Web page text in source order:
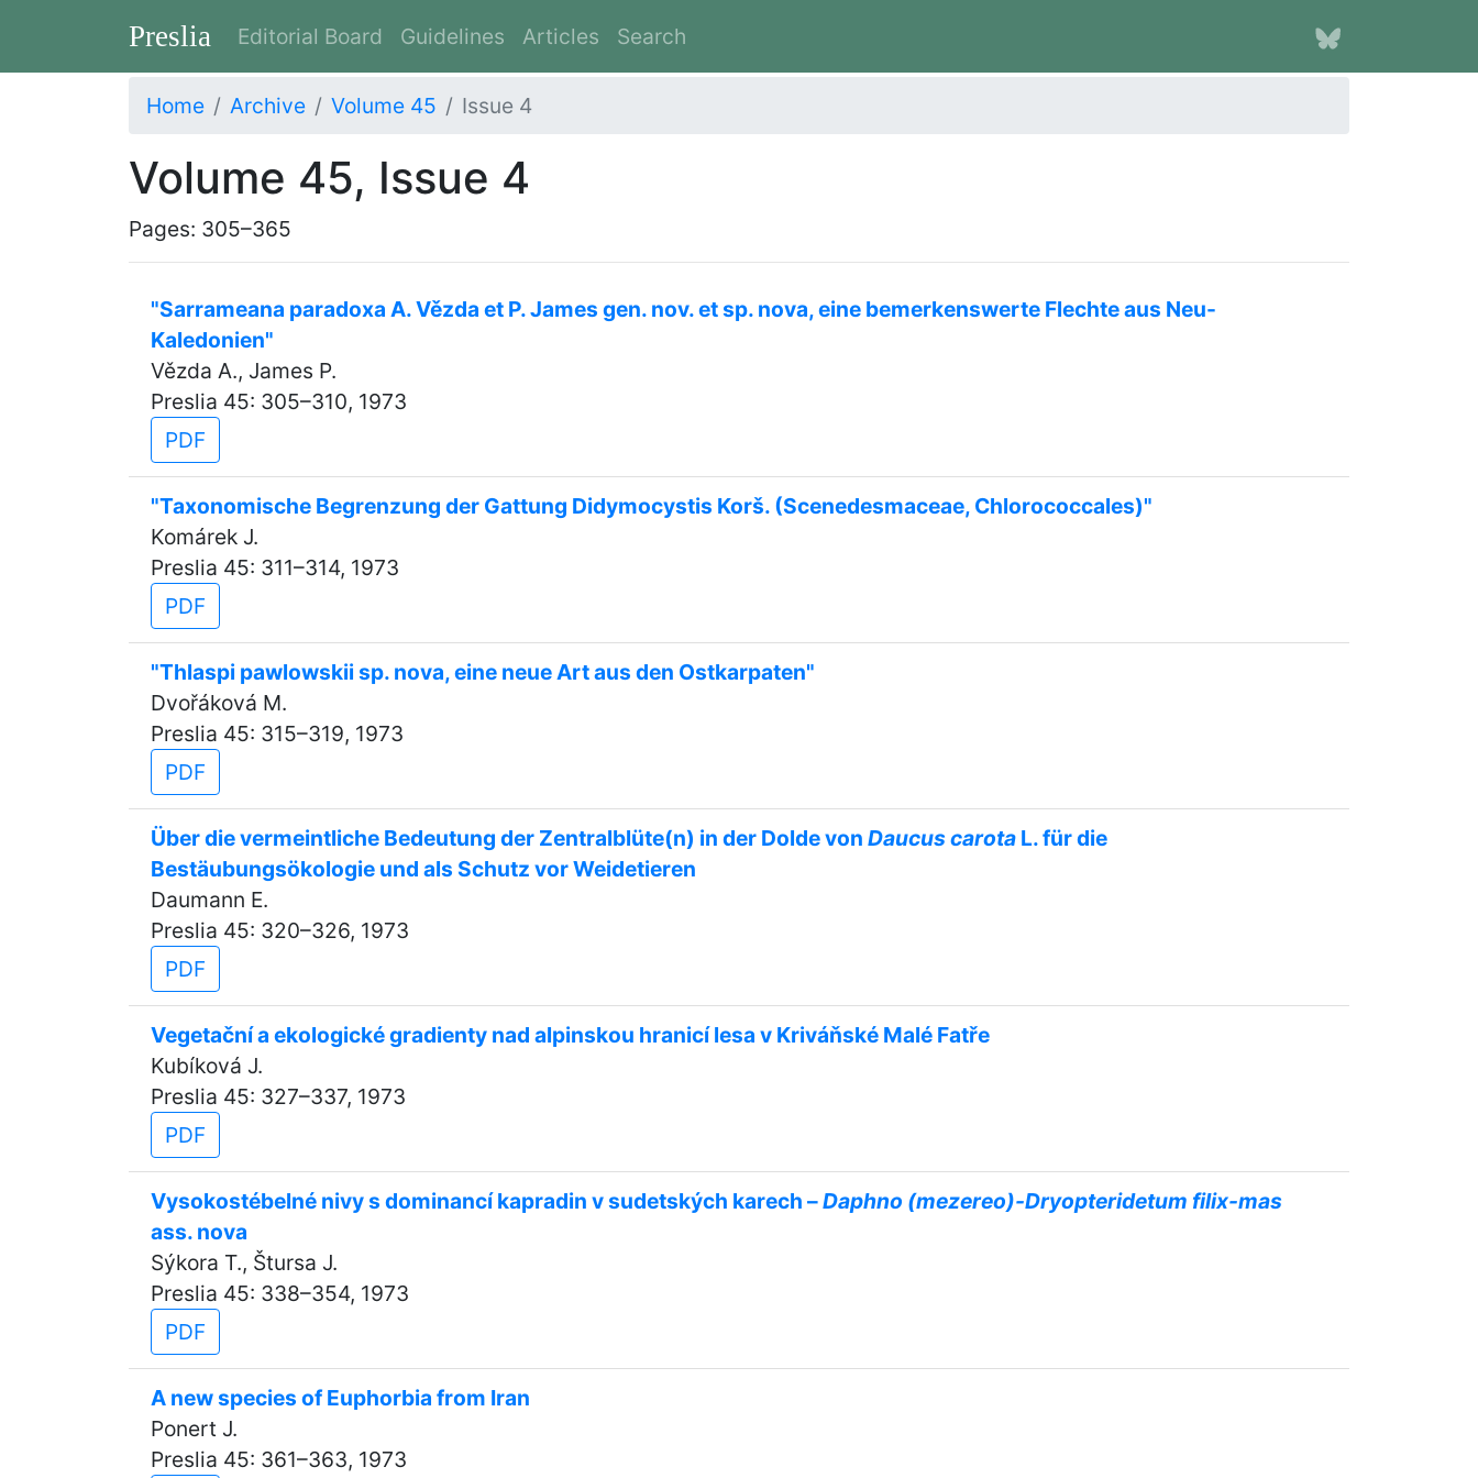
Preslia Editorial Board Guidelines Articles Search
Home Archive Volume 45 Issue 4
Volume 45, Issue 4
Pages: 305–365
"Sarrameana paradoxa A. Vězda et P. James gen. nov. et sp. nova, eine bemerkenswerte Flechte aus Neu-
Kaledonien"
Vězda A., James P.
Preslia 45: 305–310, 1973
PDF
"Taxonomische Begrenzung der Gattung Didymocystis Korš. (Scenedesmaceae, Chlorococcales)"
Komárek J.
Preslia 45: 311–314, 1973
PDF
"Thlaspi pawlowskii sp. nova, eine neue Art aus den Ostkarpaten"
Dvořáková M.
Preslia 45: 315–319, 1973
PDF
Über die vermeintliche Bedeutung der Zentralblüte(n) in der Dolde von Daucus carota L. für die
Bestäubungsökologie und als Schutz vor Weidetieren
Daumann E.
Preslia 45: 320–326, 1973
PDF
Vegetační a ekologické gradienty nad alpinskou hranicí lesa v Kriváňské Malé Fatře
Kubíková J.
Preslia 45: 327–337, 1973
PDF
Vysokostébelné nivy s dominancí kapradin v sudetských karech –Daphno (mezereo)-Dryopteridetum filix-mas
ass. nova
Sýkora T., Štursa J.
Preslia 45: 338–354, 1973
PDF
A new species of Euphorbia from Iran
Ponert J.
Preslia 45: 361–363, 1973